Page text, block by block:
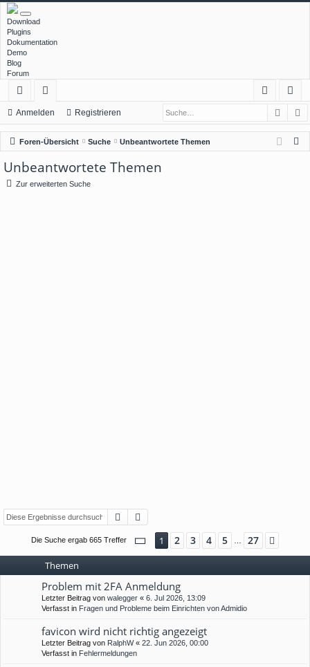
Download
Plugins
Dokumentation
Demo
Blog
Forum
ch
ne
llz
ug
or
en
m
el
ist
rie
Anmelden Registrieren
Foren-Übersicht Suche Unbeantwortete Themen
Unbeantwortete Themen
Zur erweiterten Suche
Suche
Die Suche ergab 665 Treffer Seite 1 von 27
1 2 3 4 5 27
Themen
Problem mit 2FA Anmeldung
Letzter Beitrag von walegger « 6. Jul 2026, 13:09
Verfasst in Fragen und Probleme beim Einrichten von Admidio
favicon wird nicht richtig angezeigt
Letzter Beitrag von RalphW« 22. Jun 2026, 00:00
Verfasst in Fehlermeldungen